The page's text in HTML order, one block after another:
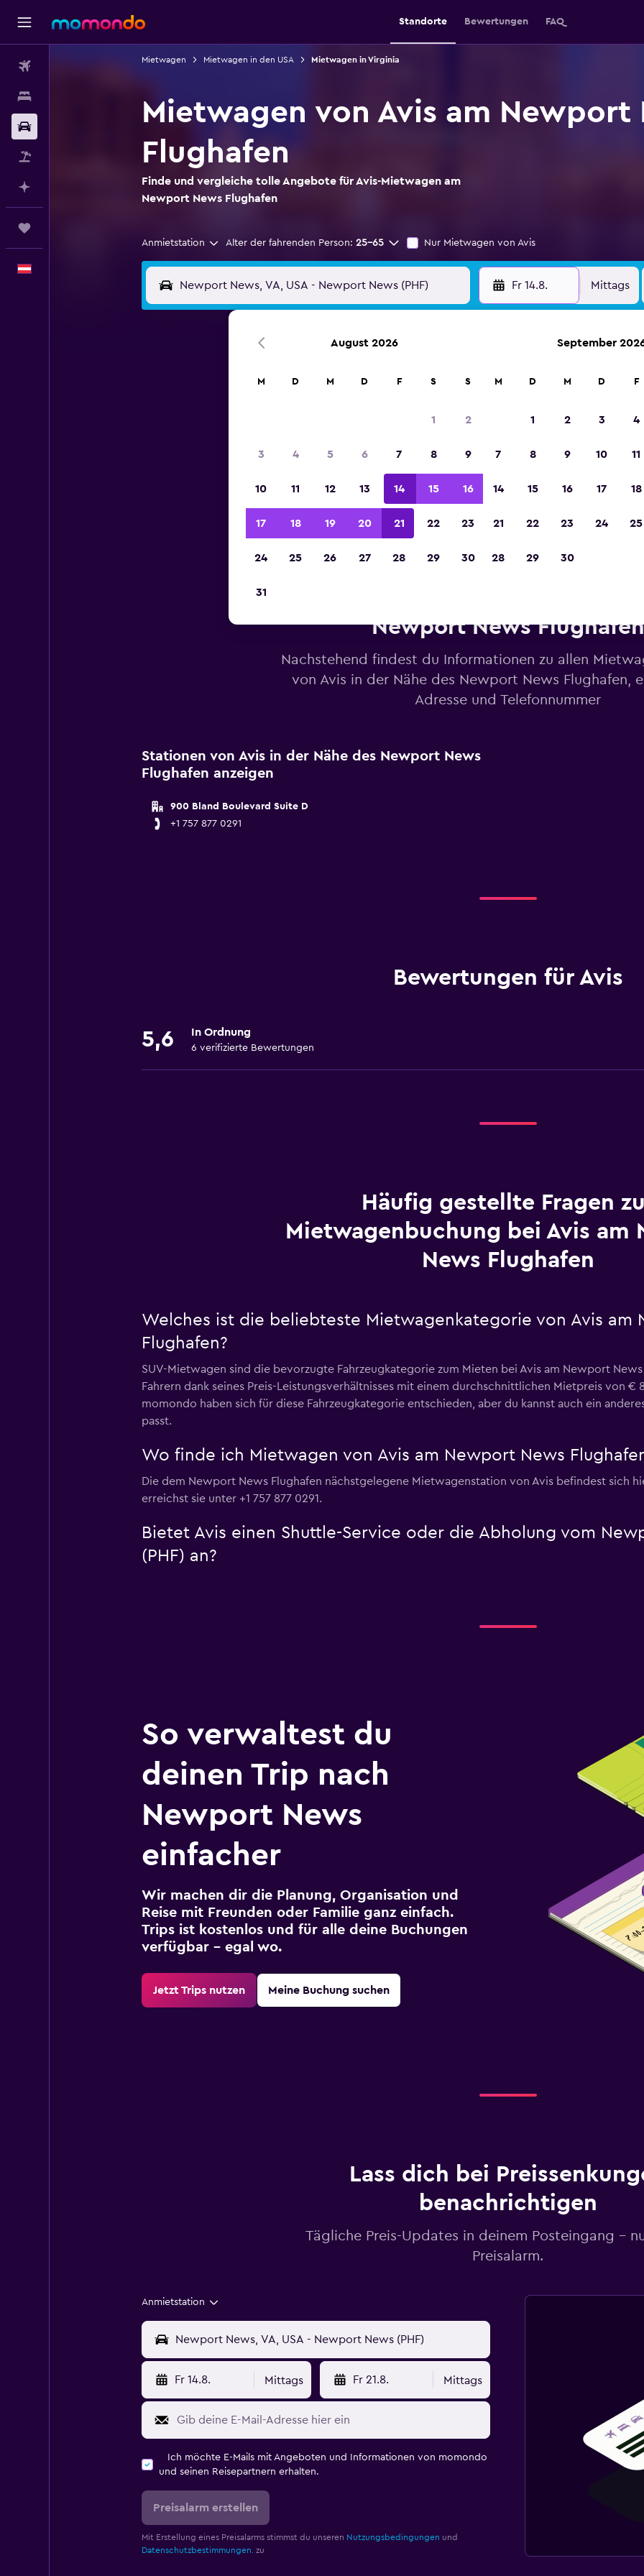
Standorte Bewertungen FAQ
Mietwagen Mietwagen in den USA Mietwagen in Virginia
Mietwagen von Avis am Newport
Flughafen
Finde und vergleiche tolle Angebote für Avis-Mietwagen am
Newport News Flughafen
Anmietstation Alter der fahrenden Person: 25-65 Nur Mietwagen von Avis
Fr 14.8. Mittags
Sieger 2023 gekürt
Newport News Flughafen
Nachstehend findest du Informationen zu allen
von Avis in der Nähe des Newport News Flughafen,
Adresse und Telefonnummer
Stationen von Avis in der Nähe des Newport News
Flughafen anzeigen
900 Bland Boulevard Suite D
+1 757 877 0291
Bewertungen für Avis
5,6 In Ordnung
6 verifizierte Bewertungen
Häufig gestellte Fragen
Mietwagenbuchung bei Avis am
News Flughafen
Welches ist die beliebteste Mietwagenkategorie von Avis am
Flughafen?
SUV-Mietwagen sind die bevorzugte Fahrzeugkategorie zum Mieten bei Avis am Newport
Fahrern dank seines Preis-Leistungsverhältnisses mit einem durchschnittlichen Mietpreis von €
momondo haben sich für diese Fahrzeugkategorie entschieden, aber du kannst auch ein
passt.
Wo finde ich Mietwagen von Avis am Newport News
Die dem Newport News Flughafen nächstgelegene Mietwagenstation von Avis befindest sich
erreichst sie unter +1 757 877 0291.
Bietet Avis einen Shuttle-Service oder die Abholung vom
(PHF) an?
So verwaltest du
deinen Trip nach
Newport News
einfacher
Wir machen dir die Planung, Organisation und
Reise mit Freunden oder Familie ganz einfach.
Trips ist kostenlos und für alle deine Buchungen
verfügbar – egal wo.
Jetzt Trips nutzen Meine Buchung suchen
Lass dich bei
benachrichtigen
Tägliche Preis-Updates in deinem Posteingang –
Preisalarm.
Anmietstation
Fr 14.8. Mittags Fr 21.8. Mittags
Ich möchte E-Mails mit Angeboten und Informationen von momondo
und seinen Reisepartnern erhalten.
Preisalarm erstellen
Mit Erstellung eines Preisalarms stimmst du unseren Nutzungsbedingungen und
Datenschutzbestimmungen. zu
August 2026
M D M D F S S
1 2
3 4 5 6 7 8 9
10 11 12 13 14 15 16
17 18 19 20 21 22 23
24 25 26 27 28 29 30
31
September
M D M D F
1 2 3 4
7 8 9 10 11
14 15 16 17 18
21 22 23 24 25
28 29 30